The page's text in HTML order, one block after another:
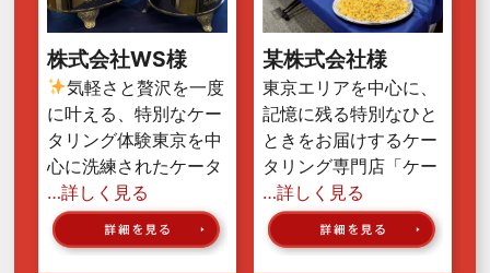
株式会社WS様
気軽さと贅沢を一度
に叶える、特別なケー
タリング体験東京を中
心に洗練されたケータ
…詳しく見る
某株式会社様
東京エリアを中心に、
記憶に残る特別なひと
ときをお届けするケー
タリング専門店「ケー
…詳しく見る